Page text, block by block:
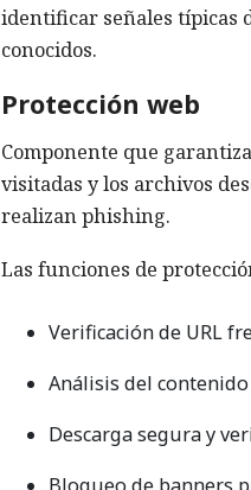
identificar señales típicas
conocidos.
Protección web
Componente que
visitadas y los archivos
realizan phishing.
Las funciones de
Verificación de URL
Análisis del
Descarga segura y